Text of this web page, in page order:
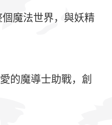
魔法世界，與妖精
的魔導士助戰，創